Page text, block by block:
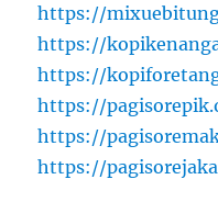
https://
https://
https://
https://
https://
https://